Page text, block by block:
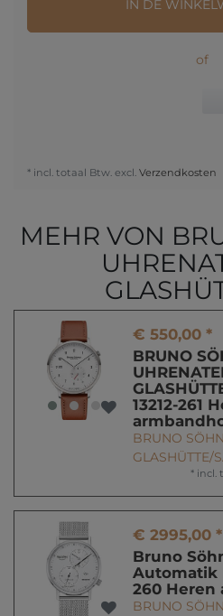
IN DE
of
* incl. totaal Btw. excl. Verzendkosten
MEHR VON
€ 550,00 *
BRUNO
13212-261
BRUNO
GLASHÜTTE/
* incl.
€ 2995,00 *
Bruno
Automatik
260 Heren
BRUNO